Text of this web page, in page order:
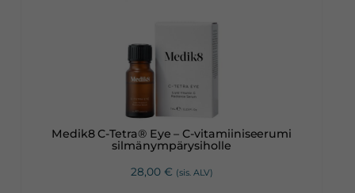
Medik8 C-Tetra® Eye – C-vitamiiniseerumi
silmänympärysiholle
28,00 € (sis. ALV)